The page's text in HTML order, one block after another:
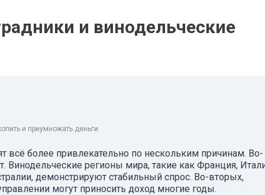
и винодельческие
и приумножать деньги
всё более привлекательно по нескольким причинам. Во-
Винодельческие регионы мира, такие как Франция,
демонстрируют стабильный спрос. Во-вторых,
могут приносить доход многие годы.